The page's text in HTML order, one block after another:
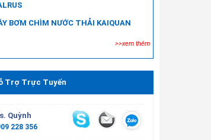
BƠM CHÌM NƯỚC THẢI KAIQUAN
>>xem thêm
Trợ Trực Tuyến
Quỳnh
228 356